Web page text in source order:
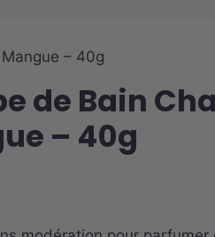
– 40g
de Bain
– 40g